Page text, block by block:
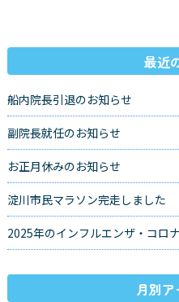
最近
船内院長引退のお知らせ
副院長就任のお知らせ
お正月休みのお知らせ
淀川市民マラソン完走しました
2025年のインフルエンザ・コロ
月別